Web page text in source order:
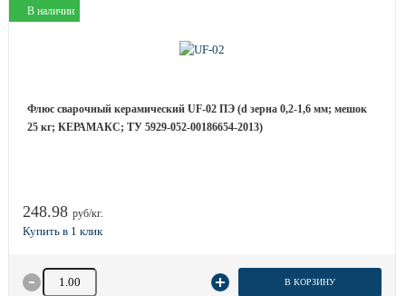
В наличии
Флюс сварочный керамический UF-02 ПЭ (d зерна 0,2-1,6 мм; мешок
25 кг; КЕРАМАКС; ТУ 5929-052-00186654-2013)
248.98 руб/кг.
Количество товара В КОРЗИНУ